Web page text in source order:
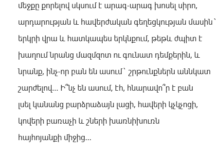
մեջքը քորելով սկսում է արագ-արագ խոսել սիրո,
արդարության և հավերժական գեղեցկության մասին`
երկրի վրա և հատկապես երկնքում, թեթև ժպիտ է
խաղում նրանց մազմզոտ ու գունատ դեմքերին, և
նրանք, ինչ-որ բան են ասում` շրթունքներն աննկատ
շարժելով… Ի՞նչ են ասում, էհ, հնարավո՞ր է բան
լսել կանանց բարձրաձայն լացի, հավերի կչկչոցի,
կովերի բառաչի և շների խառնիխուռն
հայհոյանքի միջից…